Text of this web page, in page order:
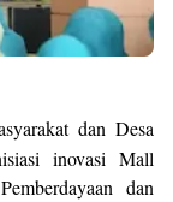
dan Desa
inovasi Mall
dan